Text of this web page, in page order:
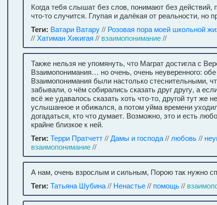
Когда тебя слышат без слов, понимают без
что-то случится. Глупая и далёкая от реальности, но
Теги: Ватари Ватару// Розовая пора моей школьной
// Хатиман Хикигая // взаимопонимание//
Также нельзя не упомянуть, что Маграт достигла с
Взаимопонимания… но очень, очень неуверенного:
Взаимопонимания были настолько стеснительными,
забывали, о чём собирались сказать друг другу, а
всё же удавалось сказать хоть что-то, другой тут же
услышанное и обижался, а потом уйма времени
догадаться, кто что думает. Возможно, это и есть
крайне близкое к ней.
Теги: Терри Пратчетт//Дамы и господа// любовь//
взаимопонимание//
А нам, очень взрослым и сильным, Порою так нужно
Теги: Татьяна Шубина// Ненастье// помощь//